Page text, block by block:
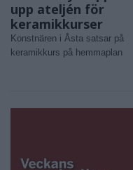
upp ateljén för
keramikkurser
Konstnären i Åsta satsar på
keramikkurs på hemmaplan